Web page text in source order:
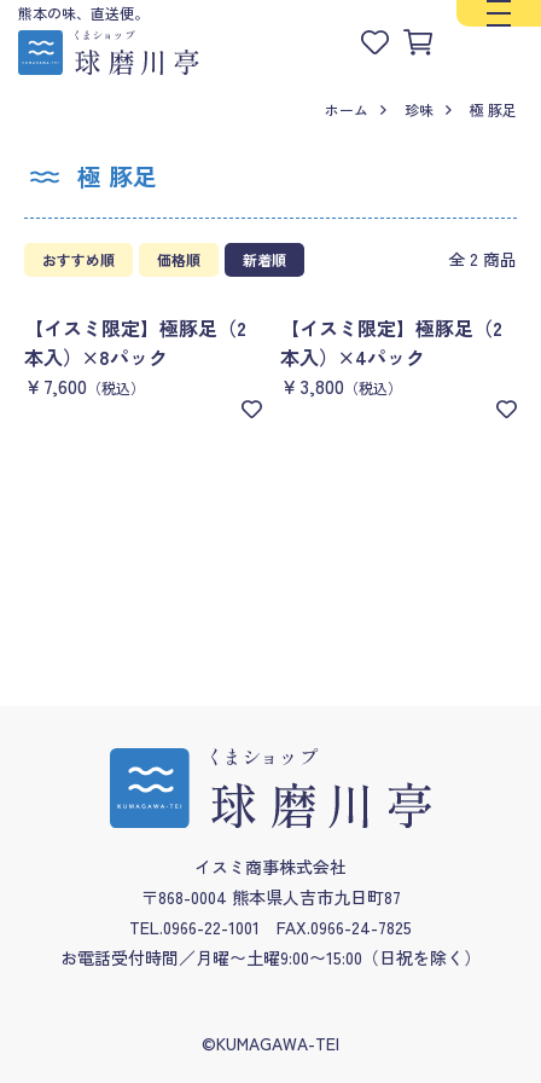
熊本の味、直送便。
ホーム 珍味 極 豚足
極 豚足
おすすめ順 価格順 新着順 全 2 商品
【イスミ限定】極豚足（2
本入）×8パック
￥7,600 （税込）
【イスミ限定】極豚足（2
本入）×4パック
￥3,800（税込）
イスミ商事株式会社
〒868-0004 熊本県人吉市九日町87
TEL.0966-22-1001
FAX.0966-24-7825
お電話受付時間／月曜〜土曜9:00〜15:00 （日祝を除く）
©KUMAGAWA-TEI